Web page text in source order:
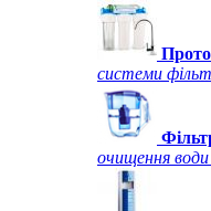
системи
очищення